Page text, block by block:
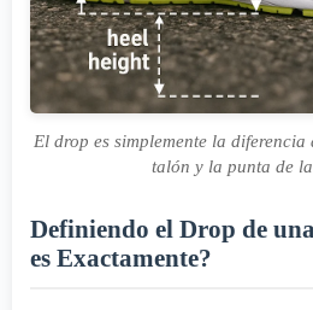
El drop es simplemente la
talón y la punta de
Definiendo el Drop de
es Exactamente?